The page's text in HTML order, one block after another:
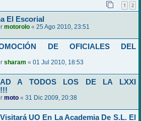
1 2
El Escorial
motorolo « 25 Ago 2010, 23:51
DE OFICIALES DEL
sharam « 01 Jul 2010, 18:53
A TODOS LOS DE LA LXXI
moto « 31 Dic 2009, 20:38
UO En La Academia De S.L. El